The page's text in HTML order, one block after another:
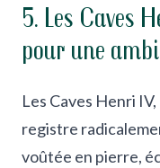
5. Les Caves
pour une
Les Caves Henri
registre
voûtée en pierre,